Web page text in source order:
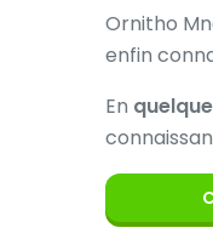
Ornitho
enfin
En